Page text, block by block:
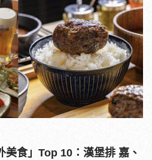
美食」Top 10：漢堡排 嘉、